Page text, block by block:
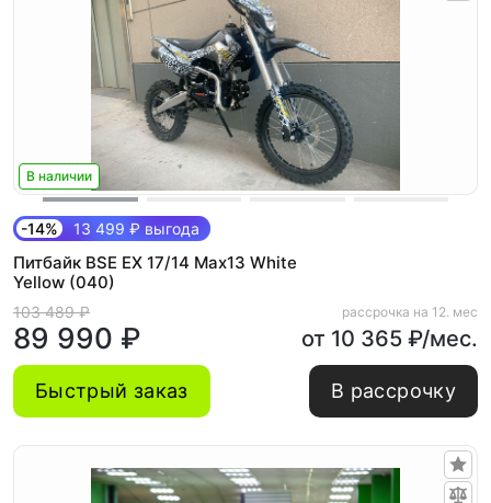
В наличии
-14% 13 499 ₽ выгода
Питбайк BSE EX 17/14 Max13 White
Yellow (040)
103 489 ₽
89 990 ₽
рассрочка на 12. мес
от 10 365 ₽/мес.
Быстрый заказ В рассрочку